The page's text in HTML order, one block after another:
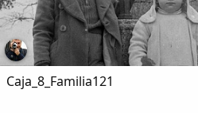
Caja_8_Familia121